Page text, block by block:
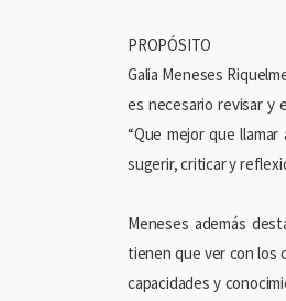
PROPÓSITO
Galia Meneses
es necesario revisar y
“Que mejor que
sugerir, criticar y
Meneses además
tienen que ver con los
capacidades y